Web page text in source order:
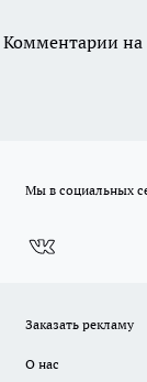
Комментарии на
Мы в социальных
Заказать рекламу
О нас